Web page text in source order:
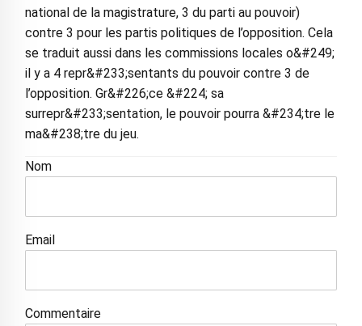
national de la magistrature, 3 du parti au pouvoir)
contre 3 pour les partis politiques de l’opposition. Cela
se traduit aussi dans les commissions locales o&#249;
il y a 4 repr&#233;sentants du pouvoir contre 3 de
l’opposition. Gr&#226;ce &#224; sa
surrepr&#233;sentation, le pouvoir pourra &#234;tre le
ma&#238;tre du jeu.
Nom
Email
Commentaire